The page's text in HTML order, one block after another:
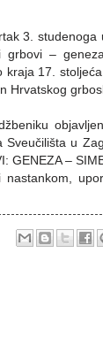
3.
–
17.
Hrvatskog
u
GENEZA –